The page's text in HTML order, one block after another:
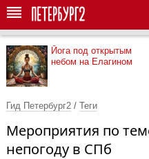
Йога под открытым
небом на Елагином
Гид Петербург2 / Теги
Мероприятия по
непогоду в СПб